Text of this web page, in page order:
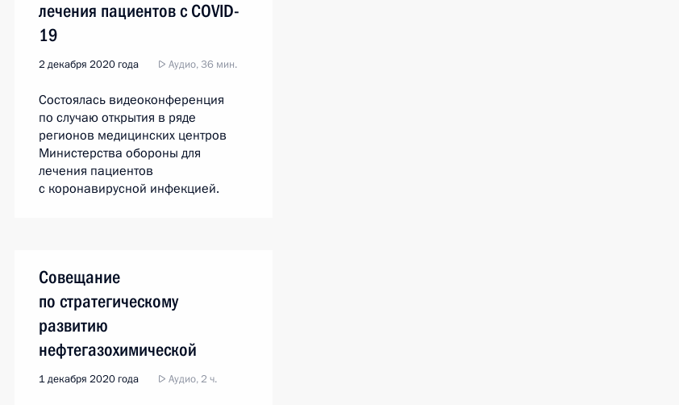
лечения пациентов с COVID-
19
2 декабря 2020 года Аудио, 36 мин.
Состоялась видеоконференция
по случаю открытия в ряде
регионов медицинских центров
Министерства обороны для
лечения пациентов
с коронавирусной инфекцией.
Совещание
по стратегическому
развитию
нефтегазохимической
отрасли
1 декабря 2020 года Аудио, 2 ч.